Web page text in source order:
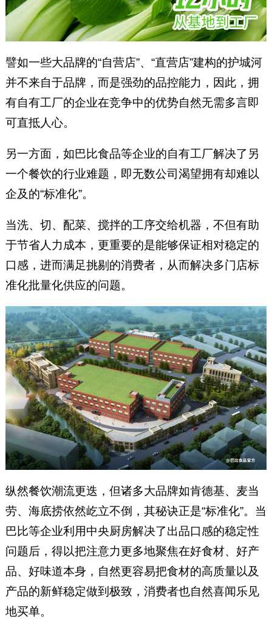
譬如一些大品牌的“自营店”、“直营店”建构的护城河
并不来自于品牌，而是强劲的品控能力，因此，拥
有自有工厂的企业在竞争中的优势自然无需多言即
可直抵人心。
另一方面，如巴比食品等企业的自有工厂解决了另
一个餐饮的行业难题，即无数公司渴望拥有却难以
企及的“标准化”。
当洗、切、配菜、搅拌的工序交给机器，不但有助
于节省人力成本，更重要的是能够保证相对稳定的
口感，进而满足挑剔的消费者，从而解决多门店标
准化批量化供应的问题。
纵然餐饮潮流更迭，但诸多大品牌如肯德基、麦当
劳、海底捞依然屹立不倒，其秘诀正是“标准化”。当
巴比等企业利用中央厨房解决了出品口感的稳定性
问题后，得以把注意力更多地聚焦在好食材、好产
品、好味道本身，自然更容易把食材的高质量以及
产品的新鲜稳定做到极致，消费者也自然喜闻乐见
地买单。